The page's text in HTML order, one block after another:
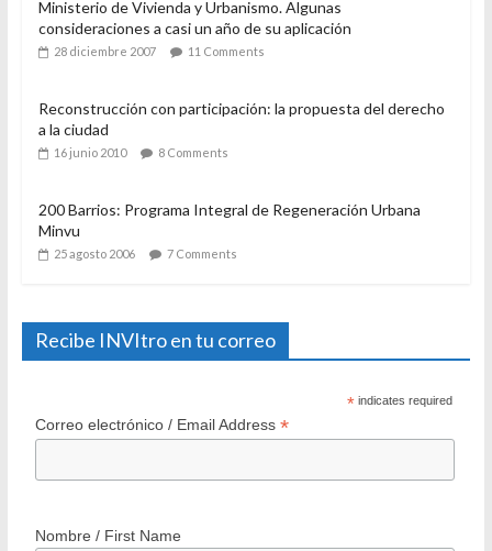
Ministerio de Vivienda y Urbanismo. Algunas
consideraciones a casi un año de su aplicación
28 diciembre 2007 11 Comments
Reconstrucción con participación: la propuesta del derecho
a la ciudad
16 junio 2010 8 Comments
200 Barrios: Programa Integral de Regeneración Urbana
Minvu
25 agosto 2006 7 Comments
Recibe INVItro en tu correo
* indicates required
Correo electrónico / Email Address *
Nombre / First Name